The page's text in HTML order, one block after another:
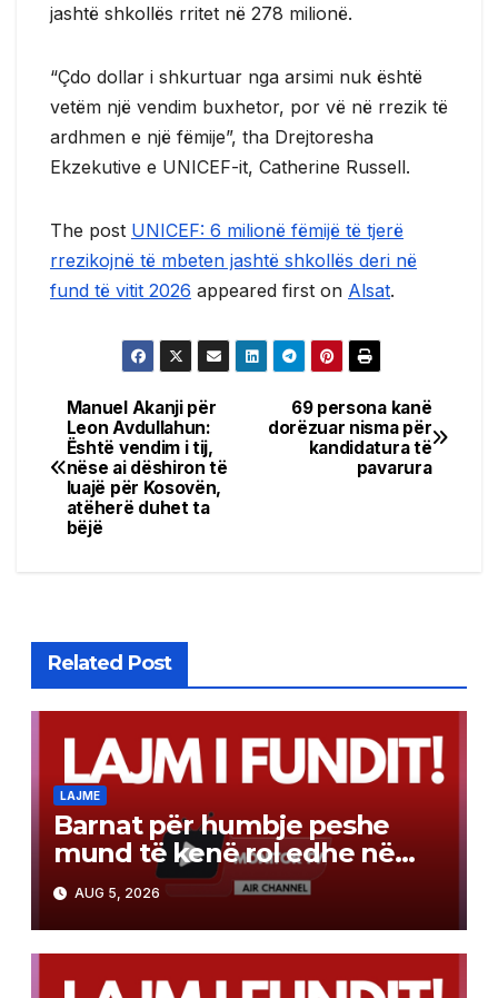
jashtë shkollës rritet në 278 milionë.
“Çdo dollar i shkurtuar nga arsimi nuk është
vetëm një vendim buxhetor, por vë në rrezik të
ardhmen e një fëmije”, tha Drejtoresha
Ekzekutive e UNICEF-it, Catherine Russell.
The post UNICEF: 6 milionë fëmijë të tjerë
rrezikojnë të mbeten jashtë shkollës deri në
fund të vitit 2026 appeared first on Alsat.
Post
navigation
69 persona kanë
dorëzuar nisma për
kandidatura të
pavarura
Manuel Akanji për
Leon Avdullahun:
Është vendim i tij,
nëse ai dëshiron të
luajë për Kosovën,
atëherë duhet ta
bëjë
Related Post
LAJME
Barnat për humbje peshe
mund të kenë rol edhe në
luftën kundër kancerit
AUG 5, 2026